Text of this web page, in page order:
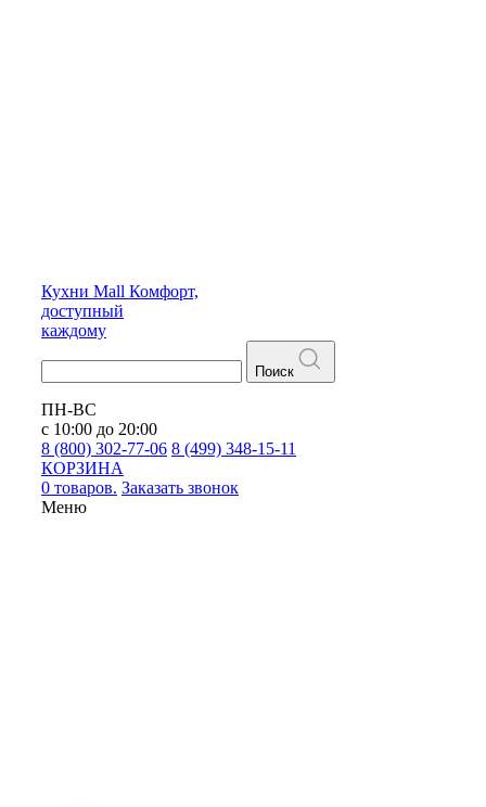
Кухни Mall Комфорт,
доступный
каждому
Поиск
ПН-ВС
с 10:00 до 20:00
8 (800) 302-77-06 8 (499) 348-15-11
КОРЗИНА
0 товаров. Заказать звонок
Меню